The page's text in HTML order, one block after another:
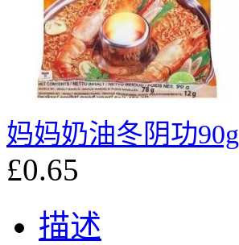
妈妈奶油冬阴功90g
£0.65
描述